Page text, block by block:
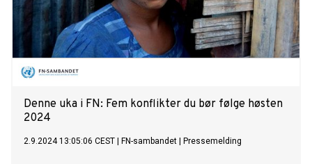
Denne uka i FN: Fem konflikter du bør følge høsten
2024
2.9.2024 13:05:06 CEST FN-sambandet Pressemelding